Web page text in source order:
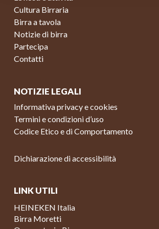
Cultura Birraria
Birra a tavola
Notizie di birra
Partecipa
Contatti
NOTIZIE LEGALI
Informativa privacy e cookies
Termini e condizioni d’uso
Codice Etico e di Comportamento
Dichiarazione di accessibilità
LINK UTILI
HEINEKEN Italia
Birra Moretti